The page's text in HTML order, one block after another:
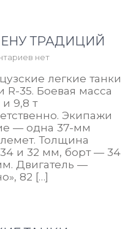
ТРАДИЦИЙ
нет
легкие танки
R-35. Боевая масса
и 9,8 т
Экипажи
— одна 37-мм
Толщина
и 32 мм, борт — 34
Двигатель —
82 […]